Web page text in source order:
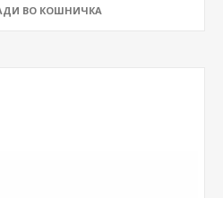
ВО КОШНИЧКА